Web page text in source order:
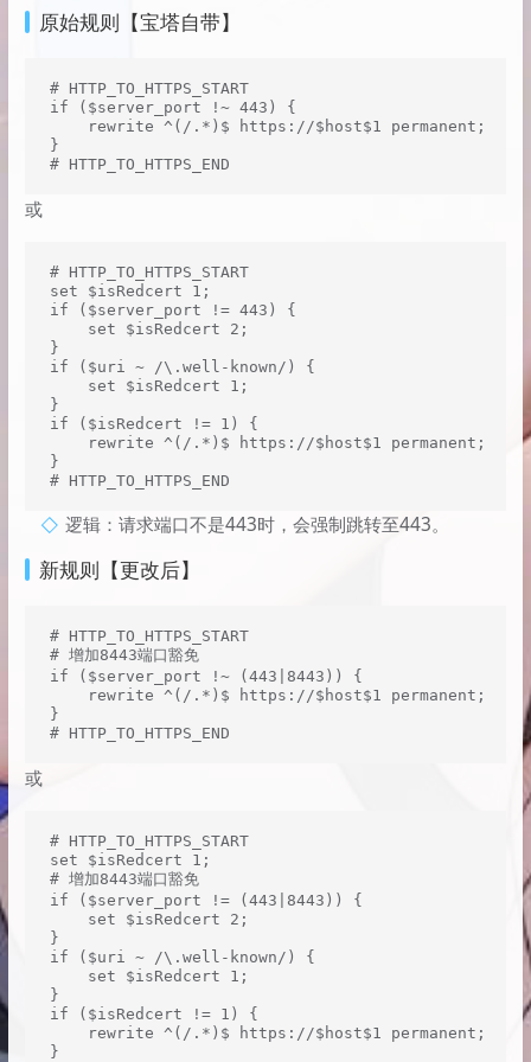
原始规则【宝塔自带】
# HTTP_TO_HTTPS_START
if ($server_port !~ 443) {
    rewrite ^(/.*)$ https://$host$1 permanent;
}
# HTTP_TO_HTTPS_END
或
# HTTP_TO_HTTPS_START
set $isRedcert 1;
if ($server_port != 443) {
    set $isRedcert 2;
}
if ($uri ~ /\.well-known/) {
    set $isRedcert 1;
}
if ($isRedcert != 1) {
    rewrite ^(/.*)$ https://$host$1 permanent;
}
# HTTP_TO_HTTPS_END
逻辑：请求端口不是443时，会强制跳转至443。
新规则【更改后】
# HTTP_TO_HTTPS_START
# 增加8443端口豁免
if ($server_port !~ (443|8443)) {
    rewrite ^(/.*)$ https://$host$1 permanent;
}
# HTTP_TO_HTTPS_END
或
# HTTP_TO_HTTPS_START
set $isRedcert 1;
# 增加8443端口豁免
if ($server_port != (443|8443)) {
    set $isRedcert 2;
}
if ($uri ~ /\.well-known/) {
    set $isRedcert 1;
}
if ($isRedcert != 1) {
    rewrite ^(/.*)$ https://$host$1 permanent;
}